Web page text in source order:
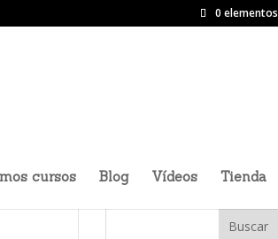
0 elementos
cursos Blog Vídeos Tienda